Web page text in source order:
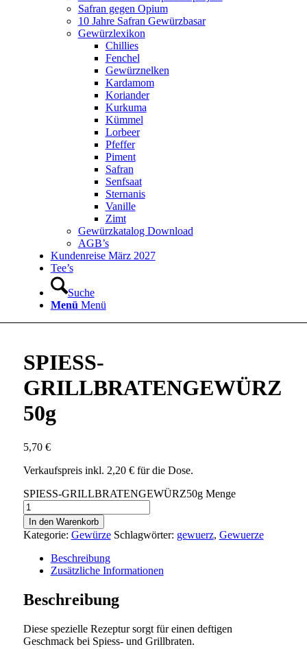
Safran gegen Opium
10 Jahre Safran Gewürzbasar
Gewürzlexikon
Chillies
Fenchel
Gewürznelken
Kardamom
Koriander
Kurkuma
Kümmel
Lorbeer
Pfeffer
Piment
Safran
Senfsaat
Sternanis
Vanille
Zimt
Gewürzkatalog Download
AGB’s
Kundenreise März 2027
Tee’s
Suche
Menü Menü
SPIESS-
GRILLBRATENGEWÜRZ
50g
5,70 €
Verkaufspreis inkl. 2,20 € für die Dose.
SPIESS-GRILLBRATENGEWÜRZ50g Menge
In den Warenkorb
Kategorie: Gewürze Schlagwörter: gewuerz, Gewuerze
Beschreibung
Zusätzliche Informationen
Beschreibung
Diese spezielle Rezeptur sorgt für einen deftigen
Geschmack bei Spiess- und Grillbraten.